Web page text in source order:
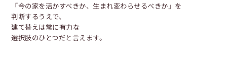
「今の家を活かすべきか、 生まれ変わらせるべきか」を
判断するうえで、
建て替えは常に有力な
選択肢のひとつだと言えます。